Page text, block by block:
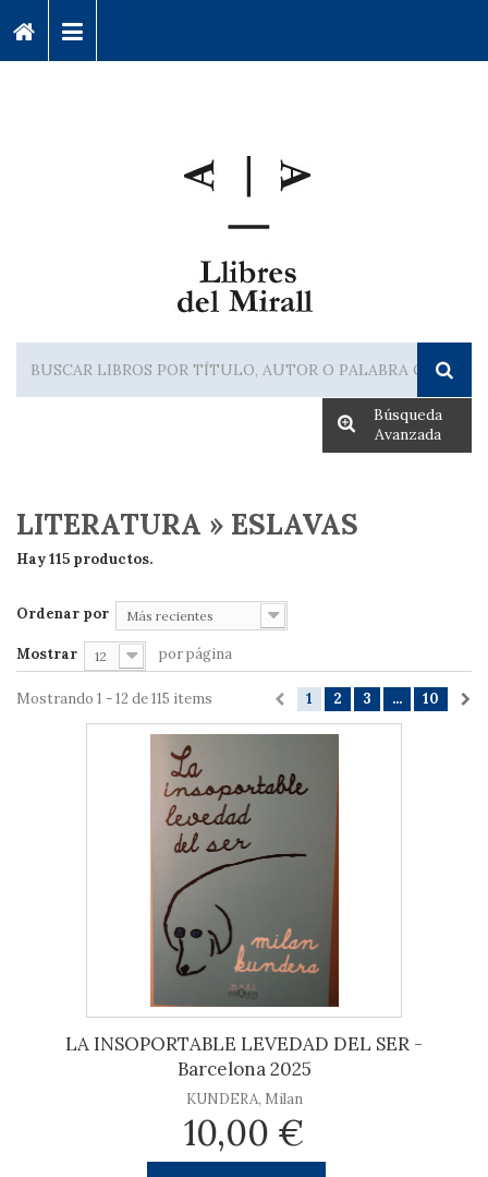
Búsqueda
Avanzada
LITERATURA » ESLAVAS
Hay 115 productos.
Ordenar por Más recientes
Mostrar 12 por página
1 2 3 ... 10
Mostrando 1 - 12 de 115 items
LA INSOPORTABLE LEVEDAD DEL SER -
Barcelona 2025
KUNDERA, Milan
10,00 €